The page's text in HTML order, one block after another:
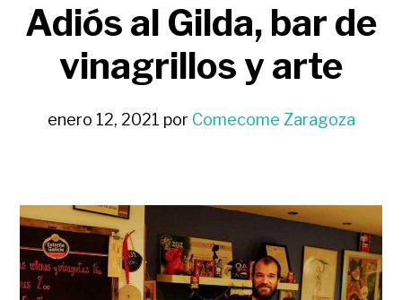
página
Adiós al Gilda, bar de
vinagrillos y arte
enero 12, 2021 por Comecome Zaragoza